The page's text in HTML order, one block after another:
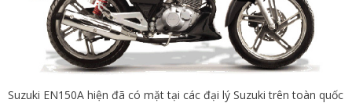
Suzuki EN150A hiện đã có mặt tại các đại lý Suzuki trên toàn quốc